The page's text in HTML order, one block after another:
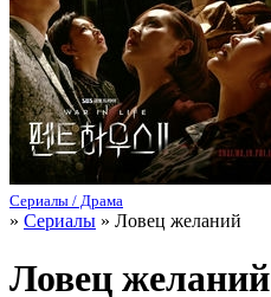
Сериалы / Драма
» Сериалы » Ловец желаний
Ловец желаний